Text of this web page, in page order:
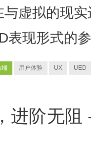
虚拟的现
表现形式的
端 用户体验 UX UED
进阶无阻